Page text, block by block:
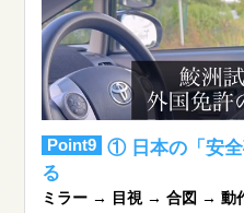
Point9
① 日本の「安
る
ミラー → 目視 → 合図 → 動